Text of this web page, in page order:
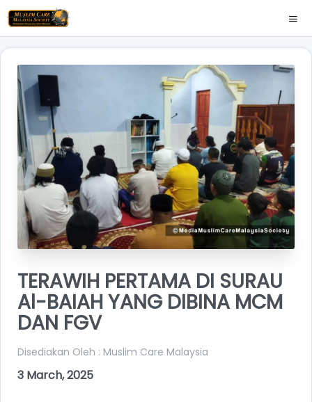
TERAWIH PERTAMA DI SURAU
Al-BAIAH YANG DIBINA MCM
DAN FGV
Disediakan Oleh : Muslim Care Malaysia
3 March, 2025